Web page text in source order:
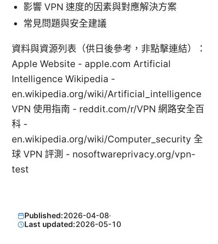
影響 VPN 速度的因素與對應解決方案
常見問題與安全建議
資料與資源列表（供日後參考，非點擊連結）：
Apple Website - apple.com Artificial
Intelligence Wikipedia -
en.wikipedia.org/wiki/Artificial_intelligence
VPN 使用指南 - reddit.com/r/VPN 網路安全百
科 -
en.wikipedia.org/wiki/Computer_security 全
球 VPN 評測 - nosoftwareprivacy.org/vpn-
test
Published:2026-04-08·
Last updated:2026-05-10